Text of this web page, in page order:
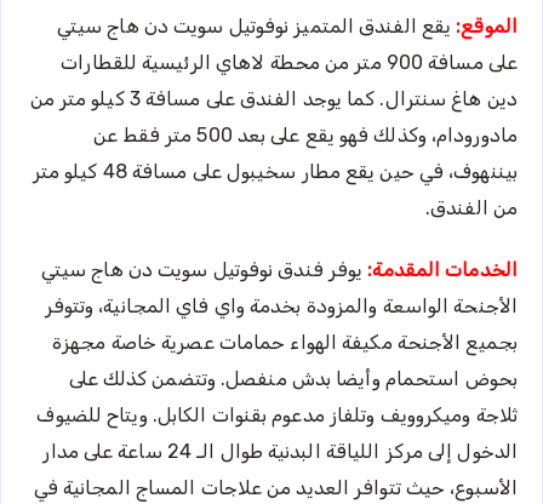
الموقع: يقع الفندق المتميز نوفوتيل سويت دن هاج سيتي
على مسافة 900 متر من محطة لاهاي الرئيسية للقطارات
دين هاغ سنترال. كما يوجد الفندق على مسافة 3 كيلو متر من
مادورودام، وكذلك فهو يقع على بعد 500 متر فقط عن
بيننهوف، في حين يقع مطار سخيبول على مسافة 48 كيلو متر
من الفندق.
الخدمات المقدمة: يوفر فندق نوفوتيل سويت دن هاج سيتي
الأجنحة الواسعة والمزودة بخدمة واي فاي المجانية، وتتوفر
بجميع الأجنحة مكيفة الهواء حمامات عصرية خاصة مجهزة
بحوض استحمام وأيضا بدش منفصل. وتتضمن كذلك على
ثلاجة وميكروويف وتلفاز مدعوم بقنوات الكابل. ويتاح للضيوف
الدخول إلى مركز اللياقة البدنية طوال الـ 24 ساعة على مدار
الأسبوع، حيث تتوافر العديد من علاجات المساج المجانية في